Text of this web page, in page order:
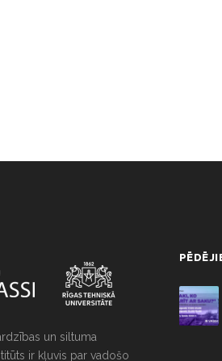
un siltuma
ir kļuvis par vadošo